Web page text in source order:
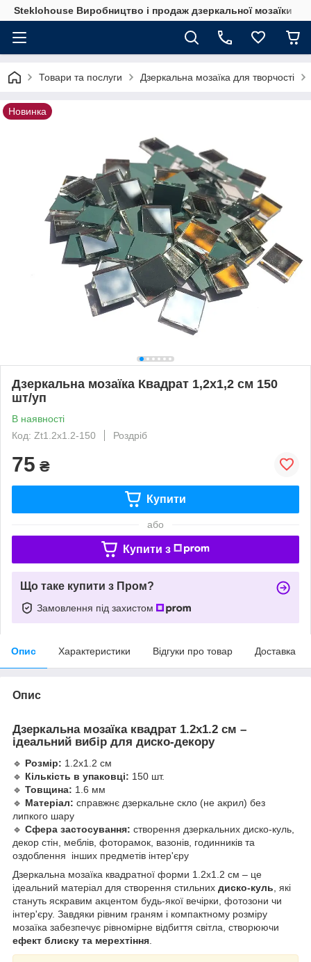
Steklohouse Виробництво і продаж дзеркальної мозаїки
Товари та послуги Дзеркальна мозаїка для творчості
Новинка
Дзеркальна мозаїка Квадрат 1,2х1,2 см 150
шт/уп
В наявності
Код: Zt1.2х1.2-150
Роздріб
75 ₴
Купити
або
Купити з
Що таке купити з Пром?
Замовлення під захистом
Опис Характеристики Відгуки про товар Доставка
Опис
Дзеркальна мозаїка квадрат 1.2х1.2 см –
ідеальний вибір для диско-декору
🔹 Розмір: 1.2х1.2 см
🔹 Кількість в упаковці: 150 шт.
🔹 Товщина: 1.6 мм
🔹 Матеріал: справжнє дзеркальне скло (не акрил) без
липкого шару
🔹 Сфера застосування: створення дзеркальних диско-куль,
декор стін, меблів, фоторамок, вазонів, годинників та
оздоблення інших предметів інтер'єру
Дзеркальна мозаїка квадратної форми 1.2х1.2 см – це
ідеальний матеріал для створення стильних диско-куль, які
стануть яскравим акцентом будь-якої вечірки, фотозони чи
інтер'єру. Завдяки рівним граням і компактному розміру
мозаїка забезпечує рівномірне відбиття світла, створюючи
ефект блиску та мерехтіння.